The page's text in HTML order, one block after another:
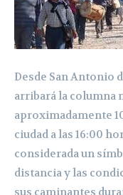
Desde San Antonio
arribará la columna
aproximadamente
ciudad a las 16:00
considerada un
distancia y las